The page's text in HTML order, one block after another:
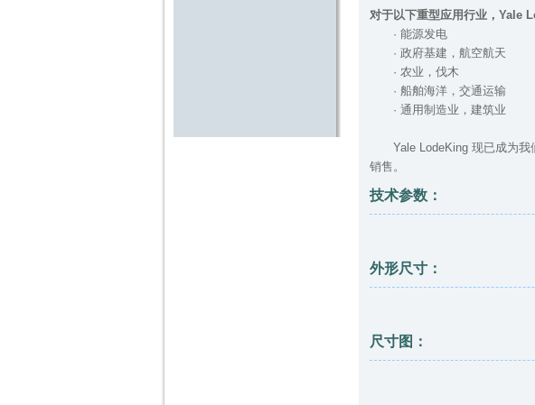
对于以下重型应用行业，Yale
· 能源发电
· 政府基建，航空航天
· 农业，伐木
· 船舶海洋，交通运输
· 通用制造业，建筑业
Yale LodeKing 现已成为我
销售。
技术参数：
外形尺寸：
尺寸图：